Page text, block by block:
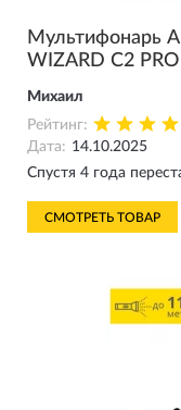
Мультифонарь
WIZARD C2
Михаил
Рейтинг:
Дата: 14.10.2025
Спустя 4 года
СМОТРЕТЬ ТОВАР